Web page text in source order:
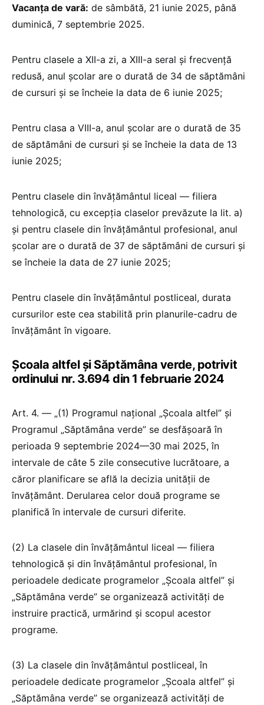
Vacanța de vară: de sâmbătă, 21 iunie 2025, până
duminică, 7 septembrie 2025.
Pentru clasele a XII-a zi, a XIII-a seral și frecvență
redusă, anul școlar are o durată de 34 de săptămâni
de cursuri și se încheie la data de 6 iunie 2025;
Pentru clasa a VIII-a, anul școlar are o durată de 35
de săptămâni de cursuri și se încheie la data de 13
iunie 2025;
Pentru clasele din învățământul liceal — filiera
tehnologică, cu excepția claselor prevăzute la lit. a)
și pentru clasele din învățământul profesional, anul
școlar are o durată de 37 de săptămâni de cursuri și
se încheie la data de 27 iunie 2025;
Pentru clasele din învățământul postliceal, durata
cursurilor este cea stabilită prin planurile-cadru de
învățământ în vigoare.
Școala altfel și Săptămâna verde, potrivit
ordinului nr. 3.694 din 1 februarie 2024
Art. 4. — „(1) Programul național „Școala altfel” și
Programul „Săptămâna verde” se desfășoară în
perioada 9 septembrie 2024—30 mai 2025, în
intervale de câte 5 zile consecutive lucrătoare, a
căror planificare se află la decizia unității de
învățământ. Derularea celor două programe se
planifică în intervale de cursuri diferite.
(2) La clasele din învățământul liceal — filiera
tehnologică și din învățământul profesional, în
perioadele dedicate programelor „Școala altfel” și
„Săptămâna verde” se organizează activități de
instruire practică, urmărind și scopul acestor
programe.
(3) La clasele din învățământul postliceal, în
perioadele dedicate programelor „Școala altfel” și
„Săptămâna verde” se organizează activități de